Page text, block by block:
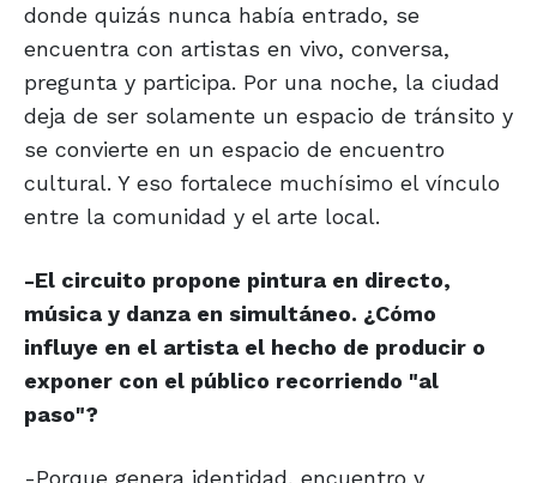
donde quizás nunca había entrado, se
encuentra con artistas en vivo, conversa,
pregunta y participa. Por una noche, la ciudad
deja de ser solamente un espacio de tránsito y
se convierte en un espacio de encuentro
cultural. Y eso fortalece muchísimo el vínculo
entre la comunidad y el arte local.
-El circuito propone pintura en directo,
música y danza en simultáneo. ¿Cómo
influye en el artista el hecho de producir o
exponer con el público recorriendo "al
paso"?